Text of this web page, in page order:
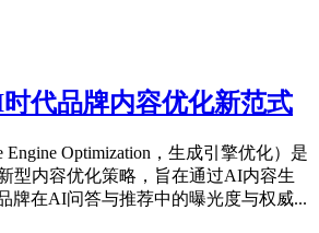
代品牌内容优化新范式
Engine Optimization，生成引擎优化）是
型内容优化策略，旨在通过AI内容生
牌在AI问答与推荐中的曝光度与权威...